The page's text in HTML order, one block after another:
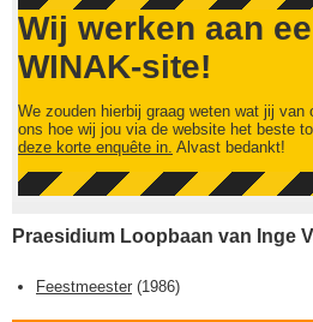
Wij werken aan
WINAK-site!
We zouden hierbij graag weten wat jij van
ons hoe wij jou via de website het beste
deze korte enquête in. Alvast bedankt!
Praesidium Loopbaan van Inge
Feestmeester (1986)